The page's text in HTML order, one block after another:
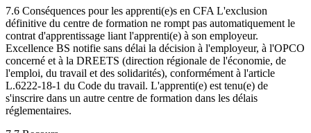
7.6 Conséquences pour les apprenti(e)s en CFA L'exclusion
définitive du centre de formation ne rompt pas automatiquement le
contrat d'apprentissage liant l'apprenti(e) à son employeur.
Excellence BS notifie sans délai la décision à l'employeur, à l'OPCO
concerné et à la DREETS (direction régionale de l'économie, de
l'emploi, du travail et des solidarités), conformément à l'article
L.6222-18-1 du Code du travail. L'apprenti(e) est tenu(e) de
s'inscrire dans un autre centre de formation dans les délais
réglementaires.